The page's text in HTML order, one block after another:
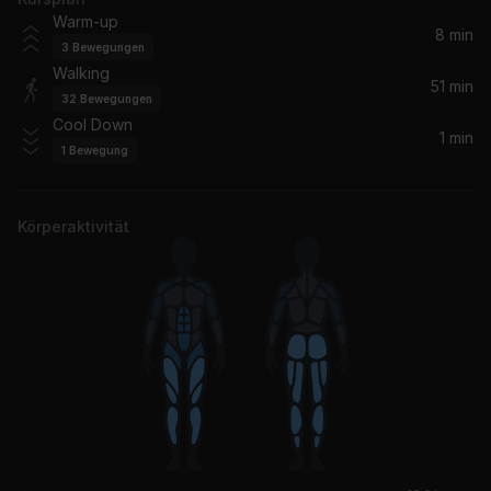
Big Spender
Shirley Bassey
Gangsta Boo
Ice Spice, Lil Tjay
Proud Mary
Edge of Seventeen
Warm-up
3 Bewegungen
8 min
Walking
32 Bewegungen
51 min
Cool Down
1 Bewegung
1 min
Körperaktivität